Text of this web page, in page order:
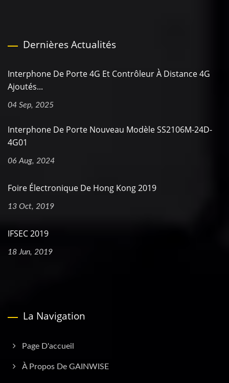
Dernières Actualités
Interphone De Porte 4G Et Contrôleur À Distance 4G
Ajoutés...
04 Sep, 2025
Interphone De Porte Nouveau Modèle SS2106M-24D-
4G01
06 Aug, 2024
Foire Électronique De Hong Kong 2019
13 Oct, 2019
IFSEC 2019
18 Jun, 2019
La Navigation
Page D'accueil
À Propos De GAINWISE